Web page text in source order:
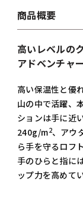
商品概要
高いレベルの
アドベンチャ
高い保温性と優
山の中で活躍、
ションは手に近
240g/m2、アウ
ら手を守るロフ
手のひらと指に
ップ力を高めて